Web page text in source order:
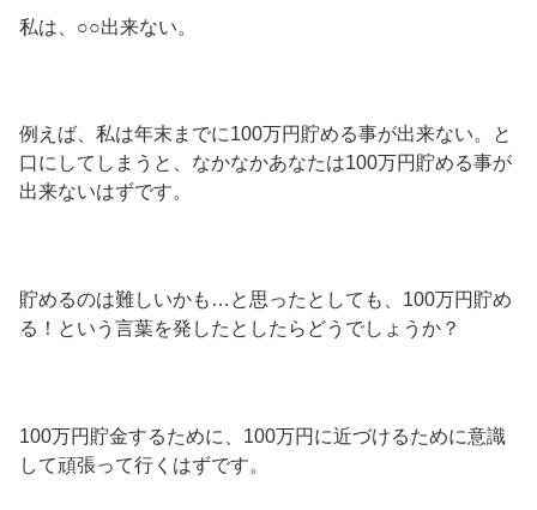
私は、○○出来ない。
例えば、私は年末までに100万円貯める事が出来ない。と
口にしてしまうと、なかなかあなたは100万円貯める事が
出来ないはずです。
貯めるのは難しいかも…と思ったとしても、100万円貯め
る！という言葉を発したとしたらどうでしょうか？
100万円貯金するために、100万円に近づけるために意識
して頑張って行くはずです。